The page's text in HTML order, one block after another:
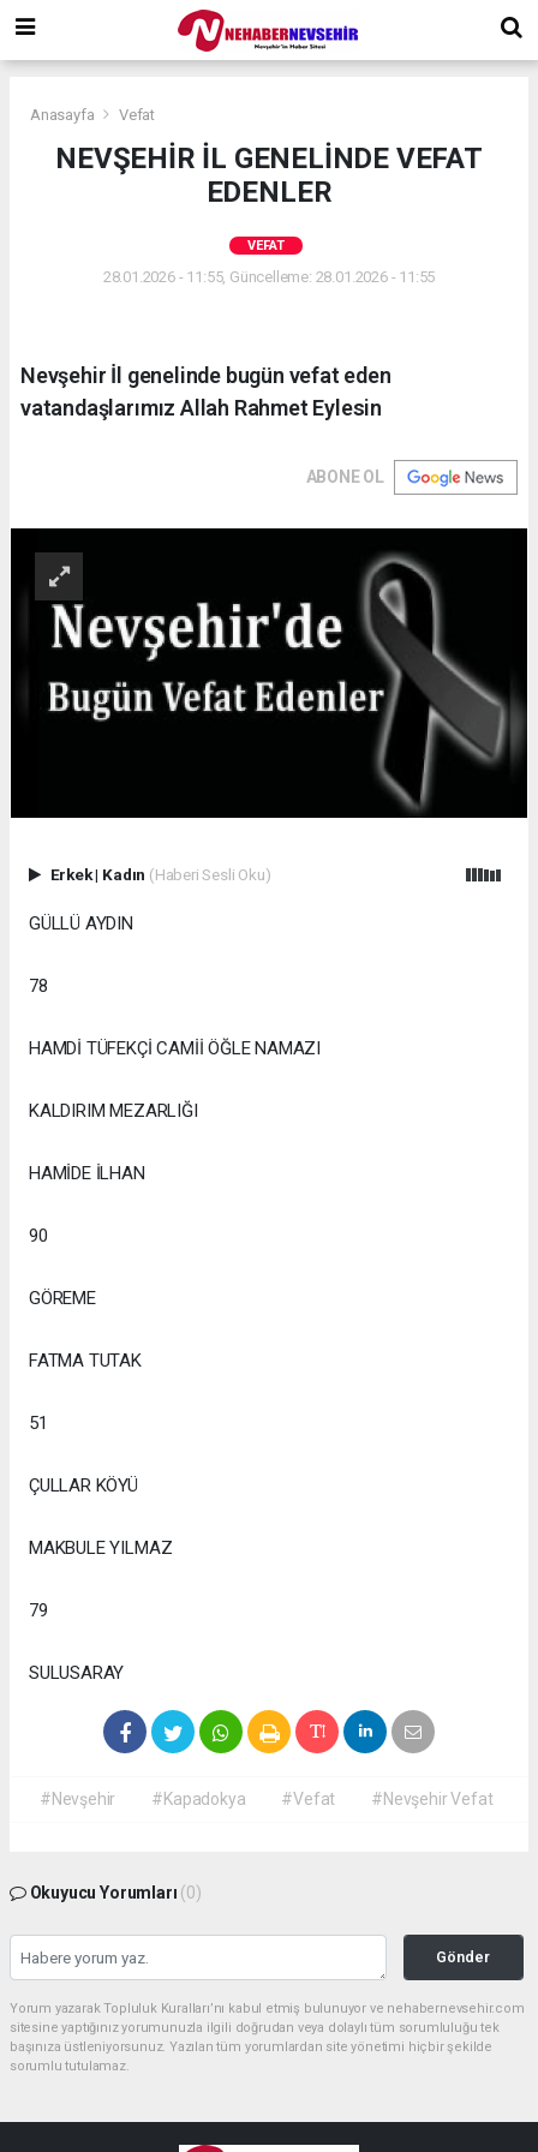
Anasayfa Vefat
NEVŞEHİR İL GENELİNDE VEFAT
EDENLER
VEFAT
28.01.2026 - 11:55, Güncelleme: 28.01.2026 - 11:55
Nevşehir İl genelinde bugün vefat eden
vatandaşlarımız Allah Rahmet Eylesin
ABONE OL
Erkek| Kadın (Haberi Sesli Oku)
GÜLLÜ AYDIN
78
HAMDİ TÜFEKÇİ CAMİİ ÖĞLE NAMAZI
KALDIRIM MEZARLIĞI
HAMİDE İLHAN
90
GÖREME
FATMA TUTAK
51
ÇULLAR KÖYÜ
MAKBULE YILMAZ
79
SULUSARAY
#Nevşehir #Kapadokya #Vefat #Nevşehir Vefat
Okuyucu Yorumları (0)
Gönder
Yorum yazarak Topluluk Kuralları’nı kabul etmiş bulunuyor ve nehabernevsehir.com
sitesine yaptığınız yorumunuzla ilgili doğrudan veya dolaylı tüm sorumluluğu tek
başınıza üstleniyorsunuz. Yazılan tüm yorumlardan site yönetimi hiçbir şekilde
sorumlu tutulamaz.